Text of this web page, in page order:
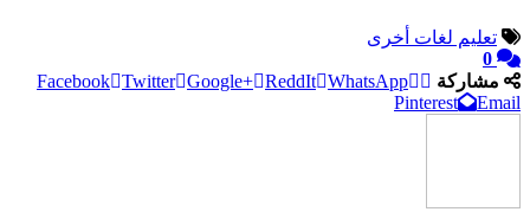
تعليم لغات أخرى
0
مشاركة
Facebook Twitter Google+ ReddIt WhatsApp
Pinterest
Email